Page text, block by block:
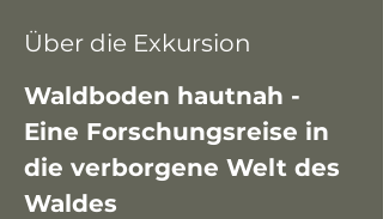
Über die Exkursion
Waldboden hautnah -
Eine Forschungsreise in
die verborgene Welt des
Waldes